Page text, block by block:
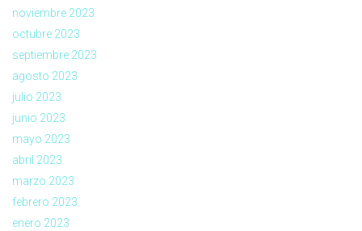
noviembre 2023
octubre 2023
septiembre 2023
agosto 2023
julio 2023
junio 2023
mayo 2023
abril 2023
marzo 2023
febrero 2023
enero 2023